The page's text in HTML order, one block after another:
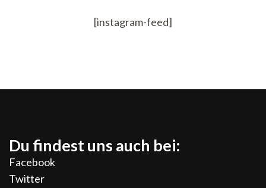
[instagram-feed]
Du findest uns auch bei:
Facebook
Twitter